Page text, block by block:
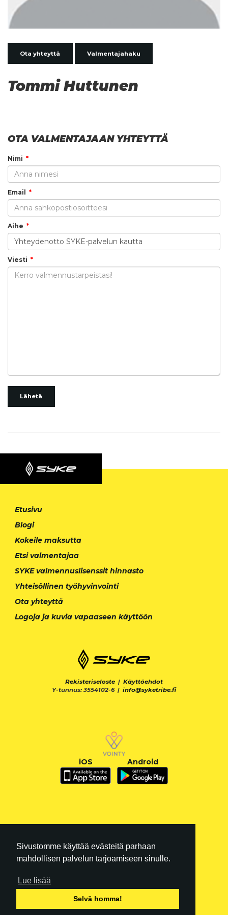
Sivustomme käyttää evästeitä parhaan
mahdollisen palvelun tarjoamiseen sinulle.
Lue lisää
Selvä homma!
Ota yhteyttä Valmentajahaku
Tommi Huttunen
OTA VALMENTAJAAN YHTEYTTÄ
Nimi
Email
Aihe
Viesti
Lähetä
Etusivu
Blogi
Kokeile maksutta
Etsi valmentajaa
SYKE valmennuslisenssit hinnasto
Yhteisöllinen työhyvinvointi
Ota yhteyttä
Logoja ja kuvia vapaaseen käyttöön
Rekisteriseloste | Käyttöehdot
Y-tunnus: 3554102-6 | info@syketribe.fi
iOS Android